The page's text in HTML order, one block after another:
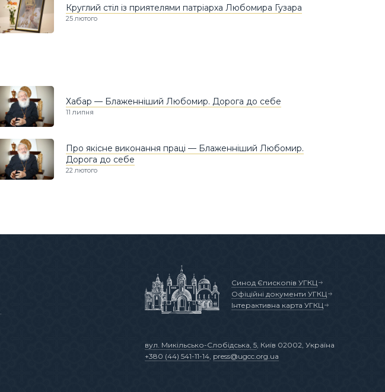
Круглий стіл із приятелями патріарха Любомира Гузара
25 лютого
Хабар — Блаженніший Любомир. Дорога до себе
11 липня
Про якісне виконання праці — Блаженніший Любомир.
Дорога до себе
22 лютого
вул. Микільсько-Слобідська, 5 , Київ 02002, Україна
+380 (44) 541-11-14 press@ugcc.org.ua
Синод Єпископів УГКЦ
Офіційні документи УГКЦ
Інтерактивна карта УГКЦ